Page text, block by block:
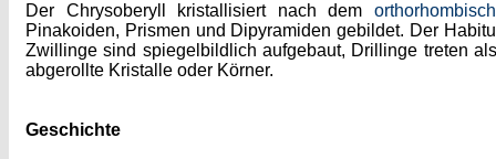
Der Chrysoberyll kristallisiert nach dem
Pinakoiden, Prismen und Dipyramiden gebildet. Der
Zwillinge sind spiegelbildlich aufgebaut, Drillinge treten
abgerollte Kristalle oder Körner.
Geschichte